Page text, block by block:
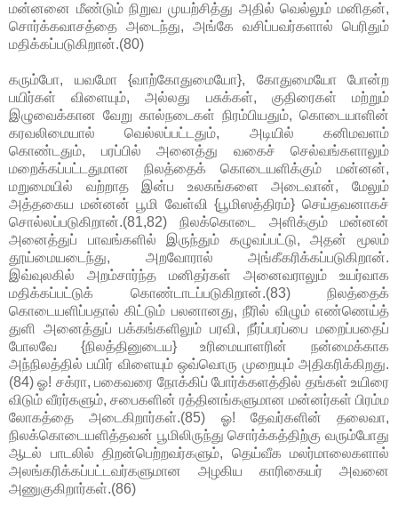
மன்னனை மீண்டும் நிறுவ முயற்சித்து அதில் வெல்லும் மனிதன்,
சொர்க்கவாசத்தை அடைந்து, அங்கே வசிப்பவர்களால் பெரிதும்
மதிக்கப்படுகிறான்.(80)
கரும்போ, யவமோ {வாற்கோதுமையோ}, கோதுமையோ போன்ற
பயிர்கள் விளையும், அல்லது பசுக்கள், குதிரைகள் மற்றும்
இழுவைக்கான வேறு கால்நடைகள் நிரம்பியதும், கொடையாளின்
கரவலிமையால் வெல்லப்பட்டதும், அடியில் கனிமவளம்
கொண்டதும், பரப்பில் அனைத்து வகைச் செல்வங்களாலும்
மறைக்கப்பட்டதுமான நிலத்தைக் கொடையளிக்கும் மன்னன்,
மறுமையில் வற்றாத இன்ப உலகங்களை அடைவான், மேலும்
அத்தகைய மன்னன் பூமி வேள்வி {பூமிஸத்திரம்} செய்தவனாகச்
சொல்லப்படுகிறான்.(81,82) நிலக்கொடை அளிக்கும் மன்னன்
அனைத்துப் பாவங்களில் இருந்தும் கழுவப்பட்டு, அதன் மூலம்
தூய்மையடைந்து, அறவோரால் அங்கீகரிக்கப்படுகிறான்.
இவ்வுலகில் அறம்சார்ந்த மனிதர்கள் அனைவராலும் உயர்வாக
மதிக்கப்பட்டுக் கொண்டாடப்படுகிறான்.(83) நிலத்தைக்
கொடையளிப்பதால் கிட்டும் பலனானது, நீரில் விழும் எண்ணெய்த்
துளி அனைத்துப் பக்கங்களிலும் பரவி, நீர்ப்பரப்பை மறைப்பதைப்
போலவே {நிலத்தினுடைய} உரிமையாளரின் நன்மைக்காக
அந்நிலத்தில் பயிர் விளையும் ஒவ்வொரு முறையும் அதிகரிக்கிறது.
(84) ஓ! சக்ரா, பகைவரை நோக்கிப் போர்க்களத்தில் தங்கள் உயிரை
விடும் வீரர்களும், சபைகளின் ரத்தினங்களுமான மன்னர்கள் பிரம்ம
லோகத்தை அடைகிறார்கள்.(85) ஓ! தேவர்களின் தலைவா,
நிலக்கொடையளித்தவன் பூமிலிருந்து சொர்க்கத்திற்கு வரும்போது
ஆடல் பாடலில் திறன்பெற்றவர்களும், தெய்வீக மலர்மாலைகளால்
அலங்கரிக்கப்பட்டவர்களுமான அழகிய காரிகையர் அவனை
அணுகுகிறார்கள்.(86)